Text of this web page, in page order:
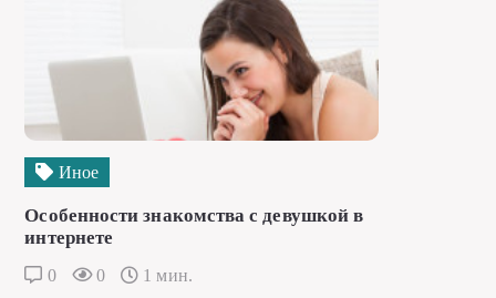
Иное
Особенности знакомства с девушкой в
интернете
0 0 1 мин.